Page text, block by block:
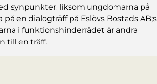
synpunkter, liksom ungdomarna på
en dialogträff på Eslövs Bostads AB;s
i funktionshinderrådet är andra
till en träff.